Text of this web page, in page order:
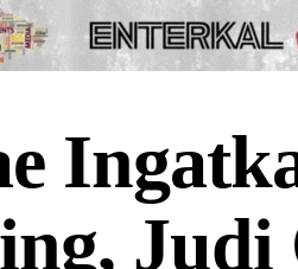
Judi